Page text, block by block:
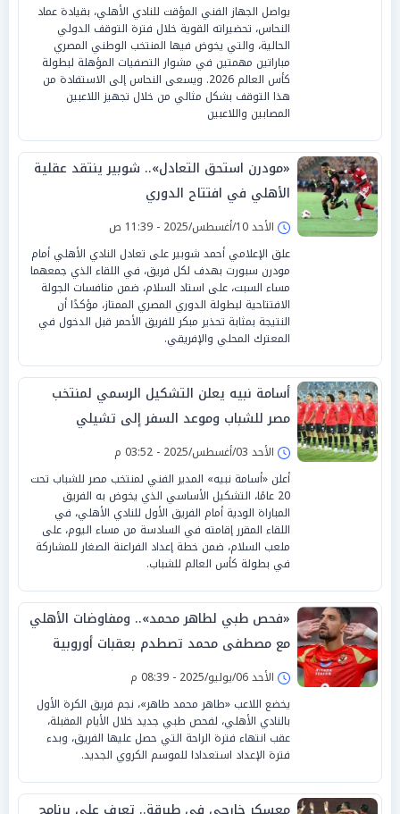
يواصل الجهاز الفني المؤقت للنادي الأهلي، بقيادة عماد
النحاس، تحضيراته القوية خلال فترة التوقف الدولي
الحالية، والتي يخوض فيها المنتخب الوطني المصري
مباراتين مهمتين في مشوار التصفيات المؤهلة لبطولة
كأس العالم 2026. ويسعى النحاس إلى الاستفادة من
هذا التوقف بشكل مثالي من خلال تجهيز اللاعبين
المصابين واللاعبين
«مودرن استحق التعادل».. شوبير ينتقد عقلية
الأهلي في افتتاح الدوري
الأحد 10/أغسطس/2025 - 11:39 ص
علق الإعلامي أحمد شوبير على تعادل النادي الأهلي أمام
مودرن سبورت بهدف لكل فريق، في اللقاء الذي جمعهما
مساء السبت، على استاد السلام، ضمن منافسات الجولة
الافتتاحية لبطولة الدوري المصري الممتاز، مؤكدًا أن
النتيجة بمثابة تحذير مبكر للفريق الأحمر قبل الدخول في
المعترك المحلي والإفريقي.
أسامة نبيه يعلن التشكيل الرسمي لمنتخب
مصر للشباب وموعد السفر إلى تشيلي
الأحد 03/أغسطس/2025 - 03:52 م
أعلن «أسامة نبيه» المدير الفني لمنتخب مصر للشباب تحت
20 عامًا، التشكيل الأساسي الذي يخوض به الفريق
المباراة الودية أمام الفريق الأول للنادي الأهلي، في
اللقاء المقرر إقامته في السادسة من مساء اليوم، على
ملعب السلام، ضمن خطة إعداد الفراعنة الصغار للمشاركة
في بطولة كأس العالم للشباب.
«فحص طبي لطاهر محمد».. ومفاوضات الأهلي
مع مصطفى محمد تصطدم بعقبات أوروبية
الأحد 06/يوليو/2025 - 08:39 م
يخضع اللاعب «طاهر محمد طاهر»، نجم فريق الكرة الأول
بالنادي الأهلي، لفحص طبي جديد خلال الأيام المقبلة،
عقب انتهاء فترة الراحة التي حصل عليها الفريق، وبدء
فترة الإعداد استعدادا للموسم الكروي الجديد.